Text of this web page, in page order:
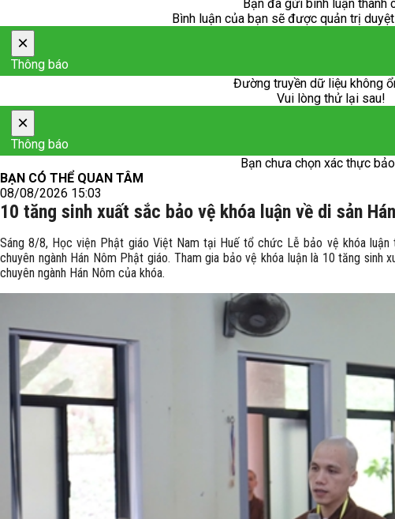
Bạn đã gửi bình luận thành
Bình luận của bạn sẽ được quản trị
×
Thông báo
Đường truyền dữ liệu không
Vui lòng thử lại sau!
×
Thông báo
Bạn chưa chọn xác thực
BẠN CÓ THỂ QUAN TÂM
08/08/2026 15:03
10 tăng sinh xuất sắc bảo vệ khóa luận về di sản
Sáng 8/8, Học viện Phật giáo Việt Nam tại Huế tổ chức Lễ bảo vệ khóa
chuyên ngành Hán Nôm Phật giáo. Tham gia bảo vệ khóa luận là 10 tăng
chuyên ngành Hán Nôm của khóa.